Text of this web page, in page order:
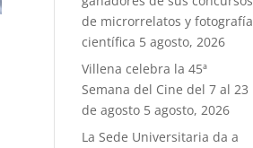
de microrrelatos y fotografía
científica 5 agosto, 2026
Villena celebra la 45ª
Semana del Cine del 7 al 23
de agosto 5 agosto, 2026
La Sede Universitaria da a